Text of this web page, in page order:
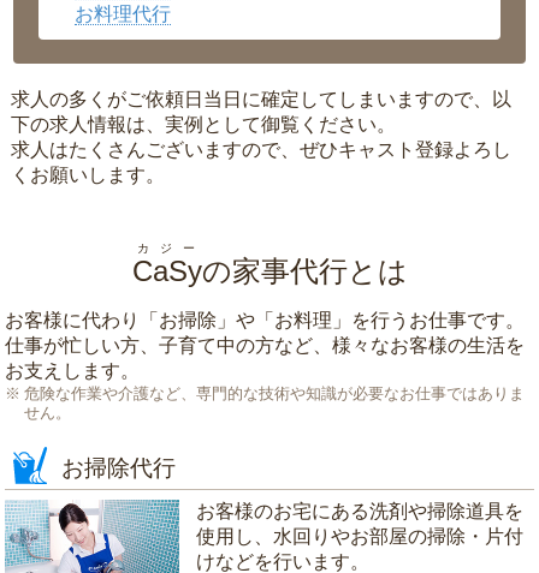
お料理代行
求人の多くがご依頼日当日に確定してしまいますので、以
下の求人情報は、実例として御覧ください。
求人はたくさんございますので、ぜひキャスト登録よろし
くお願いします。
CaSy
カジー
の家事代行とは
お客様に代わり「 お掃除 」や「 お料理 」を行うお仕事です。
仕事が忙しい方、子育て中の方など、様々なお客様の生活を
お支えします。
危険な作業や介護など、専門的な技術や知識が必要なお仕事ではありま
せん。
お掃除代行
お客様のお宅にある洗剤や掃除道具を
使用し、水回りやお部屋の掃除・片付
けなどを行います。